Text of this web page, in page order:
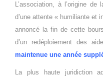
L’association, à l’origine de
d’une attente « humiliante et
annoncé la fin de cette
d’un redéploiement des
maintenue une année
La plus haute juridiction